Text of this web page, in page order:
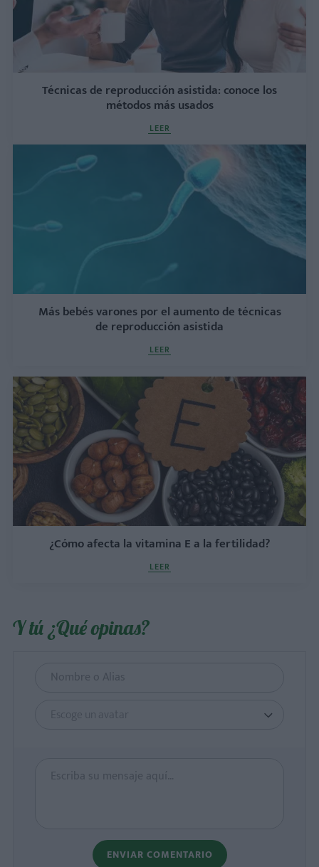
Técnicas de reproducción asistida: conoce los
métodos más usados
LEER
Más bebés varones por el aumento de técnicas
de reproducción asistida
LEER
¿Cómo afecta la vitamina E a la fertilidad?
LEER
Y tú ¿Qué opinas?
Escoge un avatar
ENVIAR COMENTARIO